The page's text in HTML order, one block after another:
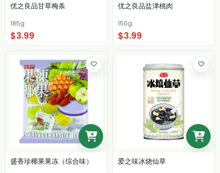
优之良品甘草梅条
185g
$3.99
优之良品盐津桃肉
150g
$3.99
盛香珍椰果果冻（综合味） 爱之味冰烧仙草